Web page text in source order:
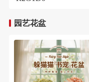
园艺花盆